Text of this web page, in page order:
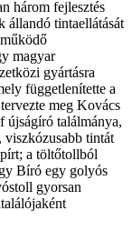
három fejlesztés
állandó tintaellátását
magyar
gyártásra
függetlenítette a
meg Kovács
újságíró találmánya,
viszkózusabb tintát
a töltőtollból
Bíró egy golyós
gyorsan